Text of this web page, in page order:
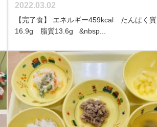
2022.03.02
【完了食】 エネルギー459kcal たんぱく質
16.9g 脂質13.6g &nbsp...